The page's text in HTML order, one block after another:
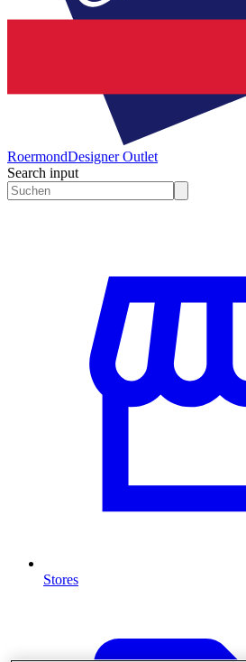
RoermondDesigner Outlet
Search input
Stores